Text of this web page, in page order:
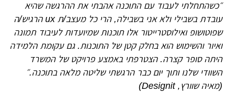
״כשהתחלתי לעבוד עם התוכנה אהבתי את ההרגשה שהיא
עובדת בשבילי ולא אני בשבילה, הרי כל מעצב/ת ux הרגיש/ה
שפוטושופ ואילוסטרייטור אלו תוכנות שמיועדות לעיבוד תמונה
ואיור והשימוש הוא בחלק קטן של התוכנות. גם עקומת הלמידה
היתה סופר קצרה. הצטרפתי באמצע פרויקט של המשרד
השוודי שלנו ותוך יום כבר הרגשתי שליטה מלאה בתוכנה.״
(מאיה שוורץ, Designit)